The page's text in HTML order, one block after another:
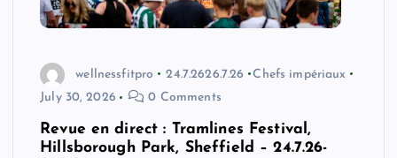
wellnessfitpro 24.7.2626.7.26
Chefs impériaux
July 30, 2026
0 Comments
Revue en direct : Tramlines Festival,
Hillsborough Park, Sheffield – 24.7.26-